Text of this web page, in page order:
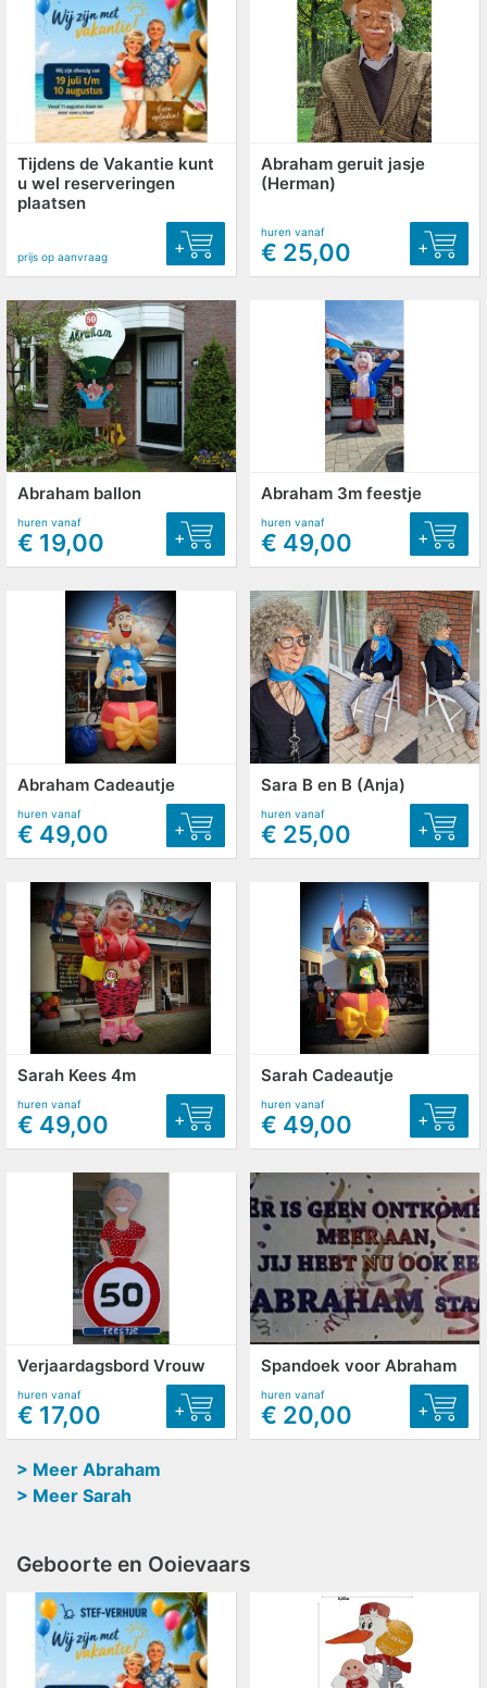
Tijdens de Vakantie kunt
u wel reserveringen
plaatsen
prijs op aanvraag +
Abraham geruit jasje
(Herman)
huren vanaf
€ 25,00 +
Abraham ballon
huren vanaf
€ 19,00 +
Abraham 3m feestje
huren vanaf
€ 49,00 +
Abraham Cadeautje
huren vanaf
€ 49,00 +
Sara B en B (Anja)
huren vanaf
€ 25,00 +
Sarah Kees 4m
huren vanaf
€ 49,00 +
Sarah Cadeautje
huren vanaf
€ 49,00 +
Verjaardagsbord Vrouw
huren vanaf
€ 17,00 +
Spandoek voor Abraham
huren vanaf
€ 20,00 +
> Meer Abraham
> Meer Sarah
Geboorte en Ooievaars